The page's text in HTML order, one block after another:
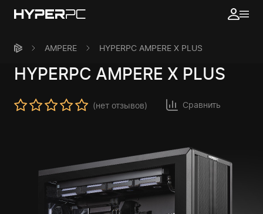
AMPERE HYPERPC AMPERE X PLUS
HYPERPC AMPERE X PLUS
(нет отзывов) Сравнить